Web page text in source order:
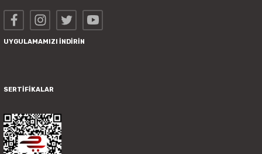
UYGULAMAMIZI İNDİRİN
SERTİFİKALAR